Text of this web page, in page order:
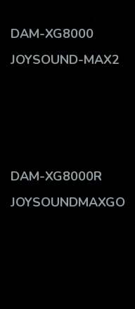
DAM-XG8000
JOYSOUND-MAX2
DAM-XG8000R
JOYSOUNDMAXGO